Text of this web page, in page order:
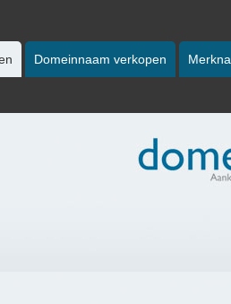
Domeinnaam verkopen